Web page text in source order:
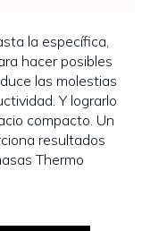
la específica,
hacer posibles
las molestias
Y lograrlo
compacto. Un
resultados
Thermo